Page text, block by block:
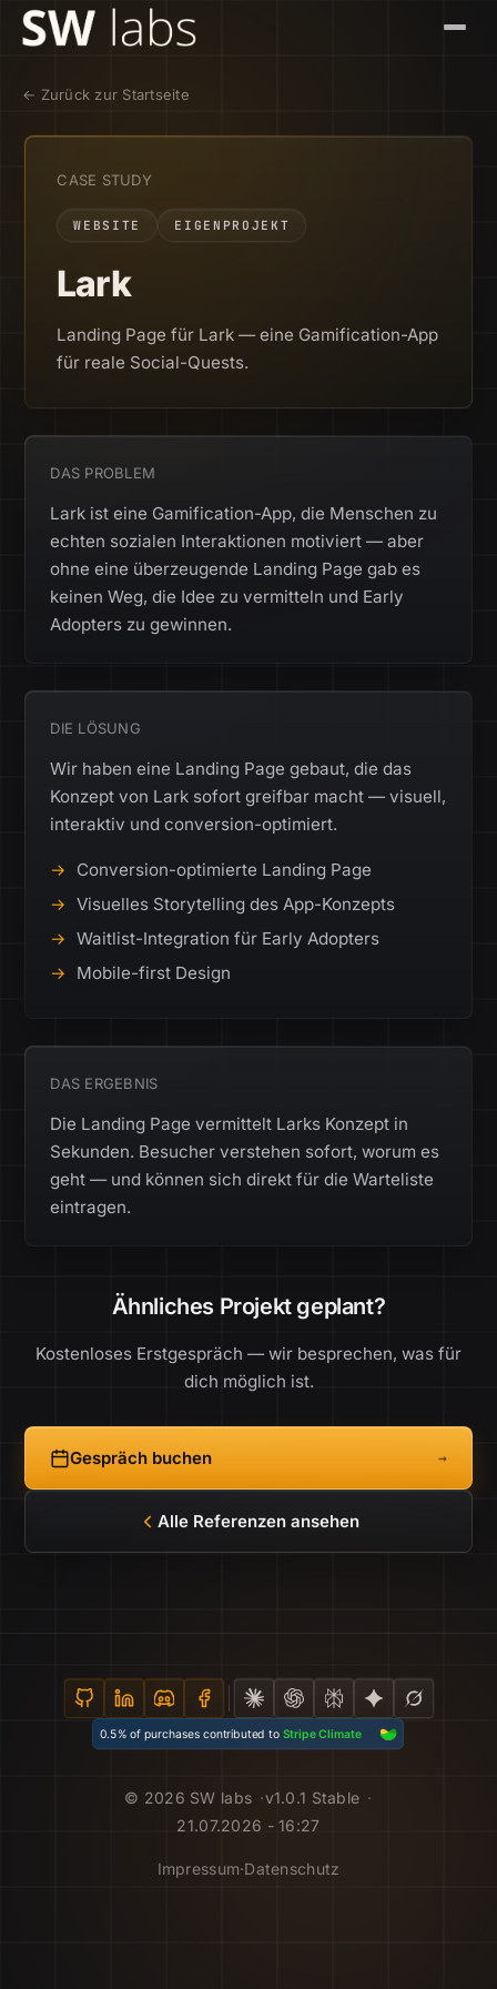
Referenzen
Brands
Kontakt
← Zurück zur Startseite
CASE STUDY
WEBSITE EIGENPROJEKT
Lark
Landing Page für Lark — eine Gamification-App
für reale Social-Quests.
DAS PROBLEM
Lark ist eine Gamification-App, die Menschen zu
echten sozialen Interaktionen motiviert — aber
ohne eine überzeugende Landing Page gab es
keinen Weg, die Idee zu vermitteln und Early
Adopters zu gewinnen.
DIE LÖSUNG
Wir haben eine Landing Page gebaut, die das
Konzept von Lark sofort greifbar macht — visuell,
interaktiv und conversion-optimiert.
Conversion-optimierte Landing Page
Visuelles Storytelling des App-Konzepts
Waitlist-Integration für Early Adopters
Mobile-first Design
DAS ERGEBNIS
Die Landing Page vermittelt Larks Konzept in
Sekunden. Besucher verstehen sofort, worum es
geht — und können sich direkt für die Warteliste
eintragen.
Ähnliches Projekt geplant?
Kostenloses Erstgespräch — wir besprechen, was für
dich möglich ist.
Gespräch buchen →
Alle Referenzen ansehen
© 2026 SW labs
v1.0.1 Stable
21.07.2026 - 16:27
Impressum·Datenschutz